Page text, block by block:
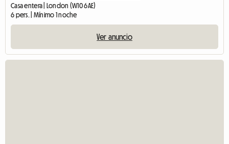
Casa entera | London (W10 6AE)
6 pers. | Mínimo 1 noche
Ver anuncio